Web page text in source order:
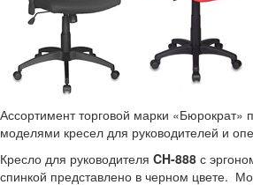
Ассортимент торговой марки «Бюрократ»
моделями кресел для руководителей и
Кресло для руководителя CH-888 с
спинкой представлено в черном цвете.